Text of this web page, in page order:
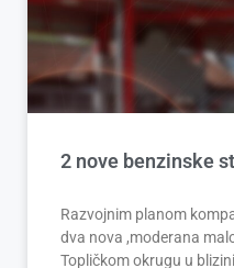
2 nove benzinske
Razvojnim planom
dva nova ,moderana
Topličkom okrugu u